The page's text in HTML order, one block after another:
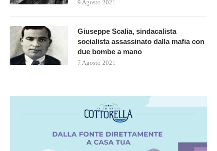
9 Agosto 2021
Giuseppe Scalia, sindacalista
socialista assassinato dalla mafia con
due bombe a mano
7 Agosto 2021